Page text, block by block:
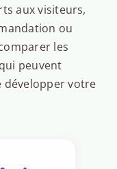
aux visiteurs,
ou
les
peuvent
développer votre